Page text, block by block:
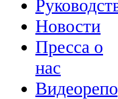
Новости
Пресса о
нас